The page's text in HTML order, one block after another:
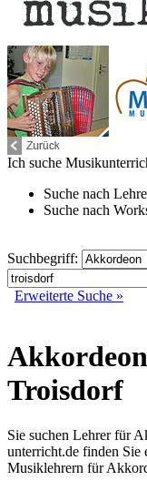
Ich suche
Suche nach
Suche nach
Suchbegriff:
Erweiterte Suche »
Troisdorf
Sie suchen Lehrer für
unterricht.de finden Sie
Musiklehrern für